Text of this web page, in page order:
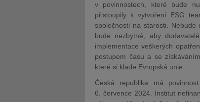
v povinnostech, které bude
přistoupily k vytvoření ESG
společnosti na starosti.
bude nezbytné, aby
implementace veškerých
postupem času a se
které si klade Evropská unie.
Česká republika má
6. července 2024. Institut